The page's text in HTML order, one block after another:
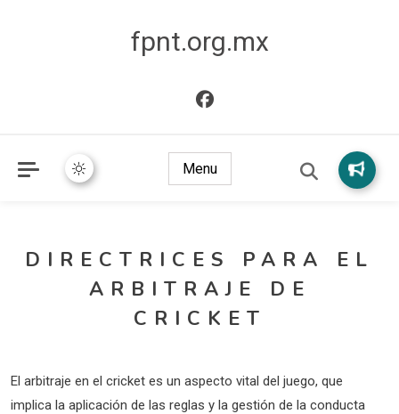
fpnt.org.mx
Menu
DIRECTRICES PARA EL
ARBITRAJE DE
CRICKET
El arbitraje en el cricket es un aspecto vital del juego, que
implica la aplicación de las reglas y la gestión de la conducta